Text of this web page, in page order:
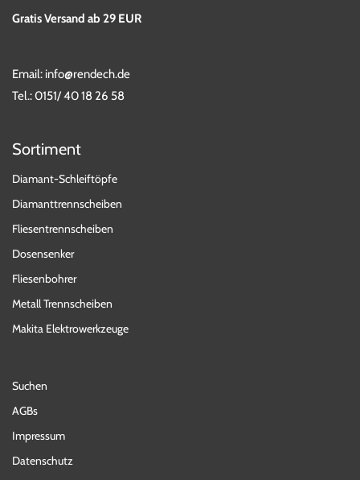
Gratis Versand ab 29 EUR
Email: info@rendech.de
Tel.:0151/ 40 18 26 58
Sortiment
Diamant-Schleiftöpfe
Diamanttrennscheiben
Fliesentrennscheiben
Dosensenker
Fliesenbohrer
Metall Trennscheiben
Makita Elektrowerkzeuge
Suchen
AGBs
Impressum
Datenschutz